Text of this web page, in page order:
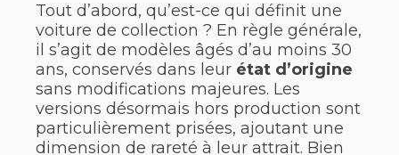
Tout d’abord, qu’est-ce qui définit une
voiture de collection ? En règle générale,
il s’agit de modèles âgés d’au moins 30
ans, conservés dans leur état d’origine
sans modifications majeures. Les
versions désormais hors production sont
particulièrement prisées, ajoutant une
dimension de rareté à leur attrait. Bien